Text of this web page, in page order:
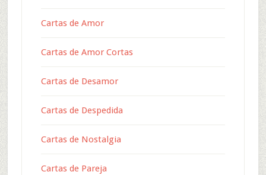
Cartas de Amor
Cartas de Amor Cortas
Cartas de Desamor
Cartas de Despedida
Cartas de Nostalgia
Cartas de Pareja